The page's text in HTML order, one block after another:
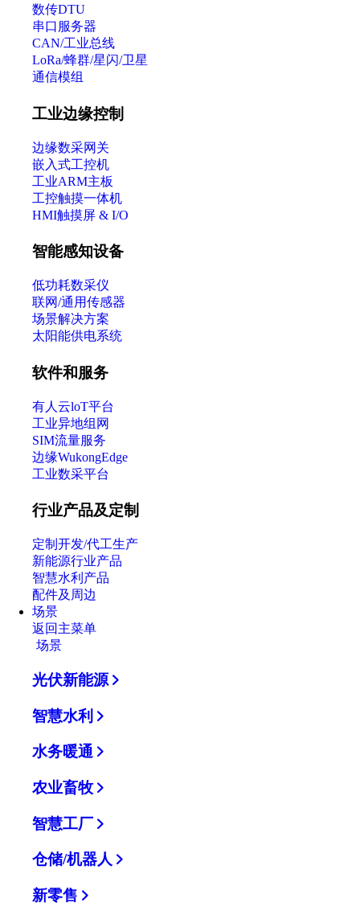
数传DTU
串口服务器
CAN/工业总线
LoRa/蜂群/星闪/卫星
通信模组
工业边缘控制
边缘数采网关
嵌入式工控机
工业ARM主板
工控触摸一体机
HMI触摸屏 & I/O
智能感知设备
低功耗数采仪
联网/通用传感器
场景解决方案
太阳能供电系统
软件和服务
有人云loT平台
工业异地组网
SIM流量服务
边缘WukongEdge
工业数采平台
行业产品及定制
定制开发/代工生产
新能源行业产品
智慧水利产品
配件及周边
场景
返回主菜单
场景
光伏新能源
智慧水利
水务暖通
农业畜牧
智慧工厂
仓储/机器人
新零售